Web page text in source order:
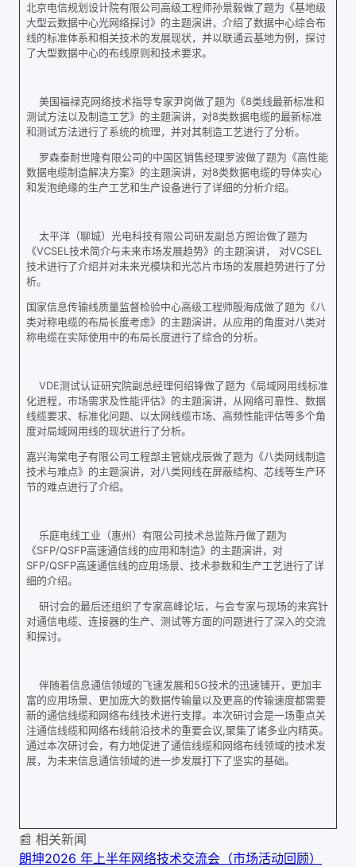
北京电信规划设计院有限公司高级工程师孙景毅做了题为《基地级
大型云数据中心光网络探讨》的主题演讲，介绍了数据中心综合布
线的标准体系和相关技术的发展现状，并以联通云基地为例，探讨
了大型数据中心的布线原则和技术要求。
美国福禄克网络技术指导专家尹岗做了题为《8类线最新标准和
测试方法以及制造工艺》的主题演讲，对8类数据电缆的最新标准
和测试方法进行了系统的梳理，并对其制造工艺进行了分析。
罗森泰耐世隆有限公司的中国区销售经理罗波做了题为《高性能
数据电缆制造解决方案》的主题演讲，对8类数据电缆的导体实心
和发泡绝缘的生产工艺和生产设备进行了详细的分析介绍。
太平洋（聊城）光电科技有限公司研发副总方照诒做了题为
《VCSEL技术简介与未来市场发展趋势》的主题演讲， 对VCSEL
技术进行了介绍并对未来光模块和光芯片市场的发展趋势进行了分
析。
国家信息传输线质量监督检验中心高级工程师殷海成做了题为《八
类对称电缆的布局长度考虑》的主题演讲，从应用的角度对八类对
称电缆在实际使用中的布局长度进行了综合的分析。
VDE测试认证研究院副总经理何绍锋做了题为《局域网用线标准
化进程，市场需求及性能评估》的主题演讲，从网络可靠性、数据
线缆要求、标准化问题、以太网线缆市场、高频性能评估等多个角
度对局域网用线的现状进行了分析。
嘉兴海棠电子有限公司工程部主管姚戌辰做了题为《八类网线制造
技术与难点》的主题演讲，对八类网线在屏蔽结构、芯线等生产环
节的难点进行了介绍。
乐庭电线工业（惠州）有限公司技术总监陈丹做了题为
《SFP/QSFP高速通信线的应用和制造》的主题演讲，对
SFP/QSFP高速通信线的应用场景、技术参数和生产工艺进行了详
细的介绍。
研讨会的最后还组织了专家高峰论坛，与会专家与现场的来宾针
对通信电缆、连接器的生产、测试等方面的问题进行了深入的交流
和探讨。
伴随着信息通信领域的飞速发展和5G技术的迅速铺开，更加丰
富的应用场景、更加庞大的数据传输量以及更高的传输速度都需要
新的通信线缆和网络布线技术进行支撑。本次研讨会是一场重点关
注通信线缆和网络布线前沿技术的重要会议,聚集了诸多业内精英。
通过本次研讨会，有力地促进了通信线缆和网络布线领域的技术发
展，为未来信息通信领域的进一步发展打下了坚实的基础。
📰 相关新闻
朗坤2026 年上半年网络技术交流会（市场活动回顾）